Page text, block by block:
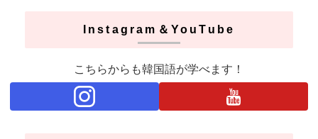
Instagram＆YouTube
こちらからも韓国語が学べます！